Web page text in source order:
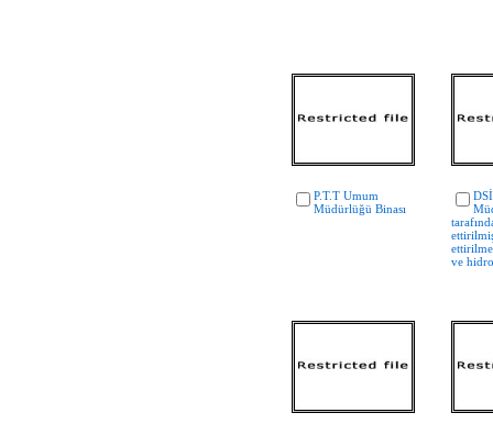
P.T.T Umum
Müdürlüğü Binası
ve